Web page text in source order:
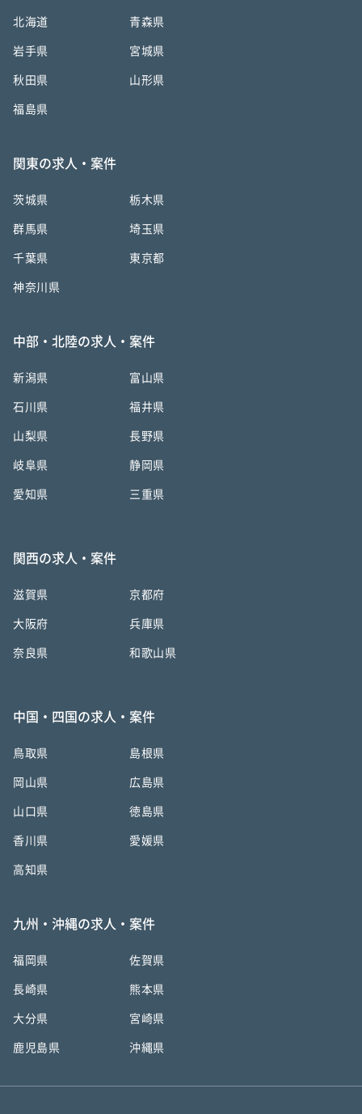
北海道 青森県
岩手県 宮城県
秋田県 山形県
福島県
関東の求人・案件
茨城県 栃木県
群馬県 埼玉県
千葉県 東京都
神奈川県
中部・北陸の求人・案件
新潟県 富山県
石川県 福井県
山梨県 長野県
岐阜県 静岡県
愛知県 三重県
関西の求人・案件
滋賀県 京都府
大阪府 兵庫県
奈良県 和歌山県
中国・四国の求人・案件
鳥取県 島根県
岡山県 広島県
山口県 徳島県
香川県 愛媛県
高知県
九州・沖縄の求人・案件
福岡県 佐賀県
長崎県 熊本県
大分県 宮崎県
鹿児島県 沖縄県